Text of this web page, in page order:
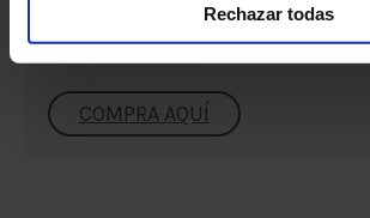
Rechazar todas
Inicio visita a lss 18:30 h.
COMPRA AQUÍ